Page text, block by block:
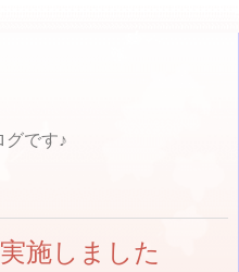
グです♪
施しました